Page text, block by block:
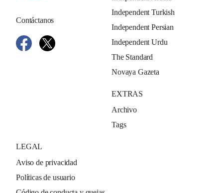
Contáctanos
Independent Turkish
Independent Persian
Independent Urdu
The Standard
Novaya Gazeta
EXTRAS
Archivo
Tags
LEGAL
Aviso de privacidad
Políticas de usuario